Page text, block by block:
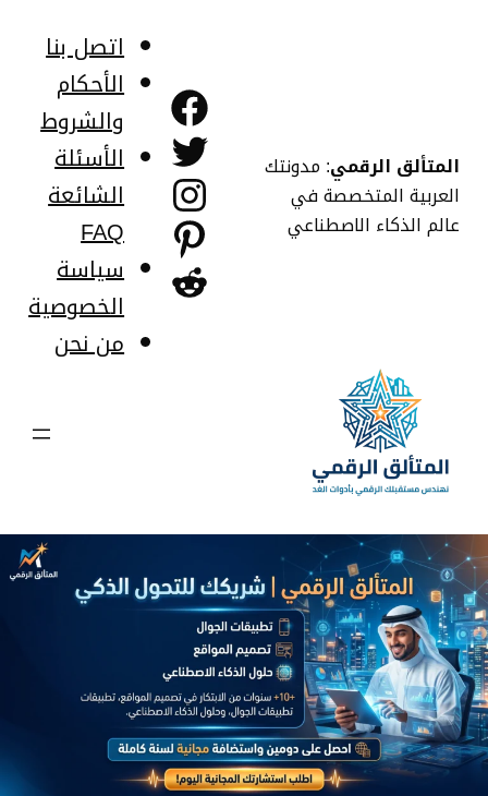
المتألق الرقمي: مدونتك
العربية المتخصصة في
عالم الذكاء الاصطناعي
فيسبوك
تويتر
إنستجرام
بينتريست
ريديت
اتصل بنا
الأحكام
والشروط
الأسئلة
الشائعة
FAQ
سياسة
الخصوصية
من نحن